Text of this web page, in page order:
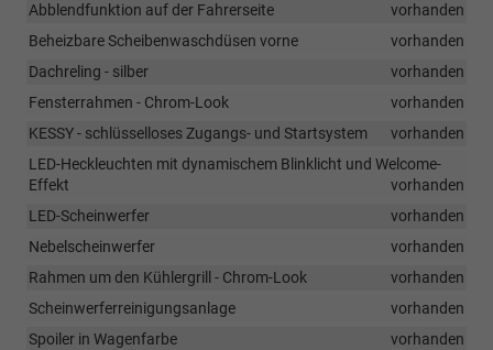
Abblendfunktion auf der Fahrerseite
vorhanden
Beheizbare Scheibenwaschdüsen vorne
vorhanden
Dachreling - silber
vorhanden
Fensterrahmen - Chrom-Look
vorhanden
KESSY - schlüsselloses Zugangs- und Startsystem
vorhanden
LED-Heckleuchten mit dynamischem Blinklicht und Welcome-
Effekt
vorhanden
LED-Scheinwerfer
vorhanden
Nebelscheinwerfer
vorhanden
Rahmen um den Kühlergrill - Chrom-Look
vorhanden
Scheinwerferreinigungsanlage
vorhanden
Spoiler in Wagenfarbe
vorhanden